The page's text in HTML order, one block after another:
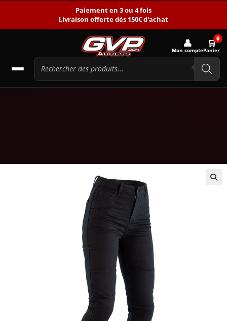
Paiement en 3 ou 4 fois
Livraison offerte dès 150€ d'achat
👤
Mon compte
🛒0
Panier